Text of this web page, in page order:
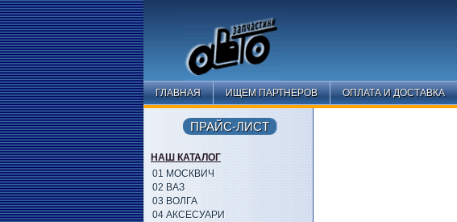
ГЛАВНАЯ ИЩЕМ ПАРТНЕРОВ ОПЛАТА И ДОСТАВКА
ПРАЙС-ЛИСТ
НАШ КАТАЛОГ
01 МОСКВИЧ
02 ВАЗ
03 ВОЛГА
04 АКСЕСУАРИ